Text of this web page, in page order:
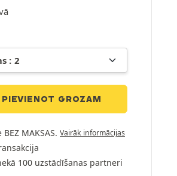
PIEVIENOT GROZAM
MAKSAS. Vairāk informācijas
100 uzstādīšanas partneri